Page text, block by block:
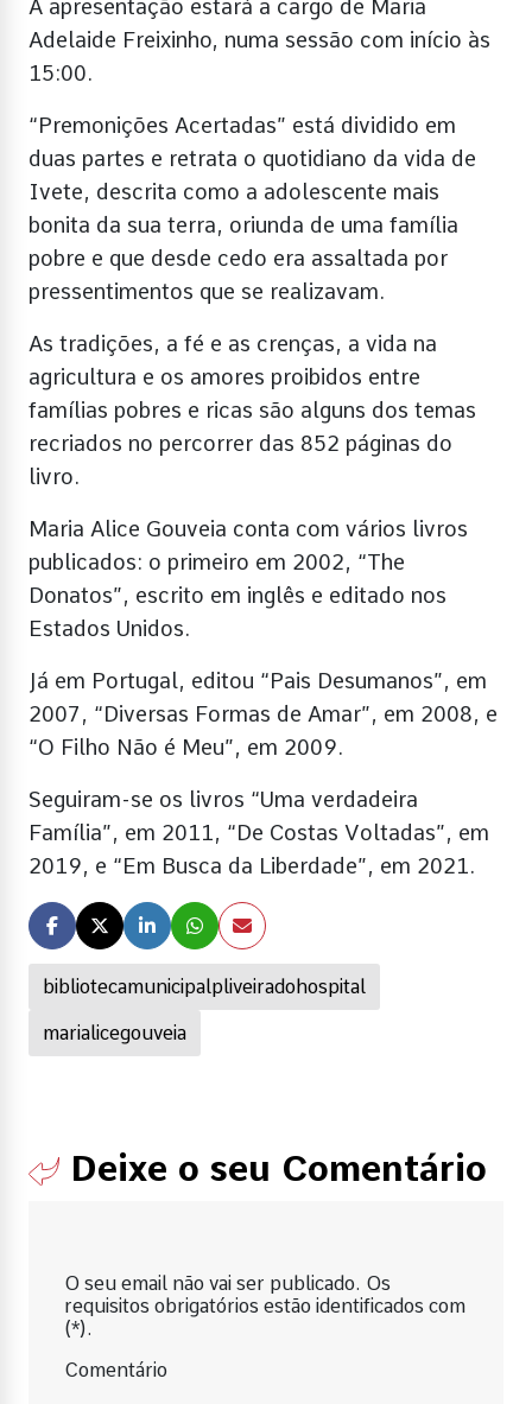
bibliotecamunicipalpliveiradohospital
marialicegouveia
A apresentação estará a cargo de Maria
Adelaide Freixinho, numa sessão com início às
15:00.
“Premonições Acertadas” está dividido em
duas partes e retrata o quotidiano da vida de
Ivete, descrita como a adolescente mais
bonita da sua terra, oriunda de uma família
pobre e que desde cedo era assaltada por
pressentimentos que se realizavam.
As tradições, a fé e as crenças, a vida na
agricultura e os amores proibidos entre
famílias pobres e ricas são alguns dos temas
recriados no percorrer das 852 páginas do
livro.
Maria Alice Gouveia conta com vários livros
publicados: o primeiro em 2002, “The
Donatos”, escrito em inglês e editado nos
Estados Unidos.
Já em Portugal, editou “Pais Desumanos”, em
2007, “Diversas Formas de Amar”, em 2008, e
“O Filho Não é Meu”, em 2009.
Seguiram-se os livros “Uma verdadeira
Família”, em 2011, “De Costas Voltadas”, em
2019, e “Em Busca da Liberdade”, em 2021.
Deixe o seu Comentário
O seu email não vai ser publicado. Os
requisitos obrigatórios estão identificados com
(*).
Comentário